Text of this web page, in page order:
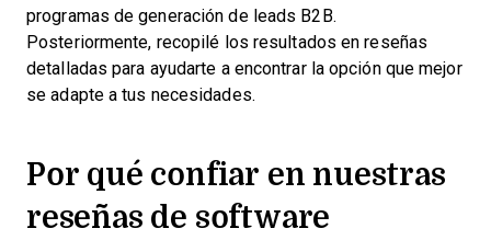
programas de generación de leads B2B.
Posteriormente, recopilé los resultados en reseñas
detalladas para ayudarte a encontrar la opción que mejor
se adapte a tus necesidades.
Por qué confiar en nuestras
reseñas de software